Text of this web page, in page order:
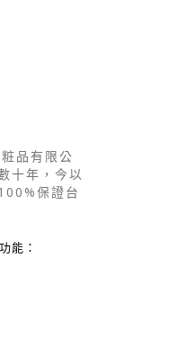
品有限公
十年，今以
保證台
能：